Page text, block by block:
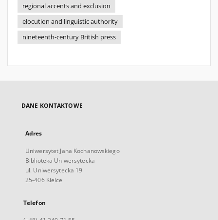
regional accents and exclusion
elocution and linguistic authority
nineteenth-century British press
DANE KONTAKTOWE
Adres
Uniwersytet Jana Kochanowskiego
Biblioteka Uniwersytecka
ul. Uniwersytecka 19
25-406 Kielce
Telefon